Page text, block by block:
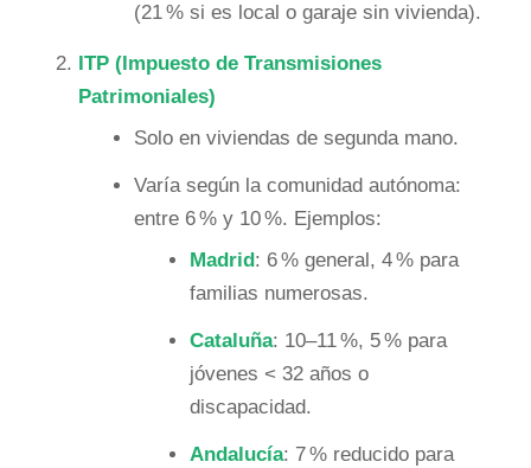
(21 % si es local o garaje sin vivienda).
ITP (Impuesto de Transmisiones
Patrimoniales)
Solo en viviendas de segunda mano.
Varía según la comunidad autónoma:
entre 6 % y 10 %. Ejemplos:
Madrid : 6 % general, 4 % para
familias numerosas.
Cataluña: 10–11 %, 5 % para
jóvenes < 32 años o
discapacidad.
Andalucía: 7 % reducido para